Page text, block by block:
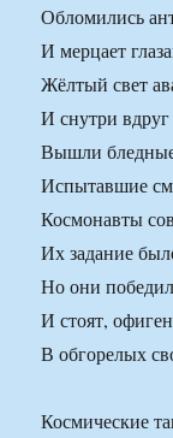
Обломились
И мерцает
Жёлтый свет
И снутри
Вышли
Испытавшие
Космонавты
Их задание
Но они
И стоят,
В обгорелых
Космические